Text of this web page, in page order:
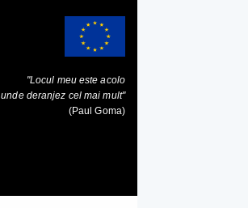
"Locul meu este acolo
unde deranjez cel mai mult"
(Paul Goma)